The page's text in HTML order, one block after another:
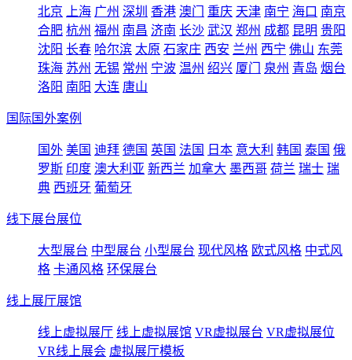
北京 上海 广州 深圳 香港 澳门 重庆 天津 南宁 海口 南京
合肥 杭州 福州 南昌 济南 长沙 武汉 郑州 成都 昆明 贵阳
沈阳 长春 哈尔滨 太原 石家庄 西安 兰州 西宁 佛山 东莞
珠海 苏州 无锡 常州 宁波 温州 绍兴 厦门 泉州 青岛 烟台
洛阳 南阳 大连 唐山
国际国外案例
国外 美国 迪拜 德国 英国 法国 日本 意大利 韩国 泰国 俄
罗斯 印度 澳大利亚 新西兰 加拿大 墨西哥 荷兰 瑞士 瑞
典 西班牙 葡萄牙
线下展台展位
大型展台 中型展台 小型展台 现代风格 欧式风格 中式风
格 卡通风格 环保展台
线上展厅展馆
线上虚拟展厅 线上虚拟展馆 VR虚拟展台 VR虚拟展位
VR线上展会 虚拟展厅模板